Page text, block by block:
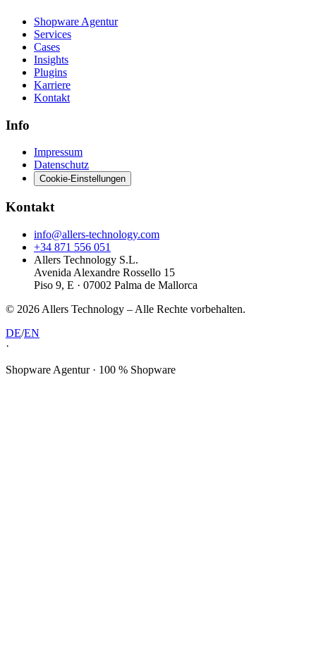
Shopware Agentur
Services
Cases
Insights
Plugins
Karriere
Kontakt
Info
Impressum
Datenschutz
Cookie-Einstellungen
Kontakt
info@allers-technology.com
+34 871 556 051
Allers Technology S.L.
Avenida Alexandre Rossello 15
Piso 9, E · 07002 Palma de Mallorca
© 2026 Allers Technology – Alle Rechte vorbehalten.
DE/EN
·
Shopware Agentur · 100 % Shopware